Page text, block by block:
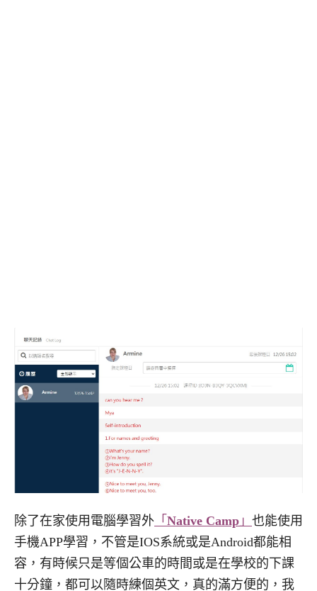
除了在家使用電腦學習外 「 Native Camp 」 也能使用
手機APP學習，不管是IOS系統或是Android都能相
容，有時候只是等個公車的時間或是在學校的下課
十分鐘，都可以隨時練個英文，真的滿方便的，我